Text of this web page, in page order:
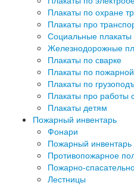
Плакаты по охране
Плакаты про
Социальные плакаты
Железнодорожные
Плакаты по сварке
Плакаты по
Плакаты по
Плакаты про работы
Плакаты детям
Пожарный инвентарь
Фонари
Пожарный
Противопожарное
Пожарно-
Лестницы